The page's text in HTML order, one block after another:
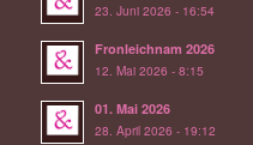
23. Juni 2026 - 16:54
Fronleichnam 2026
12. Mai 2026 - 8:15
01. Mai 2026
28. April 2026 - 19:12